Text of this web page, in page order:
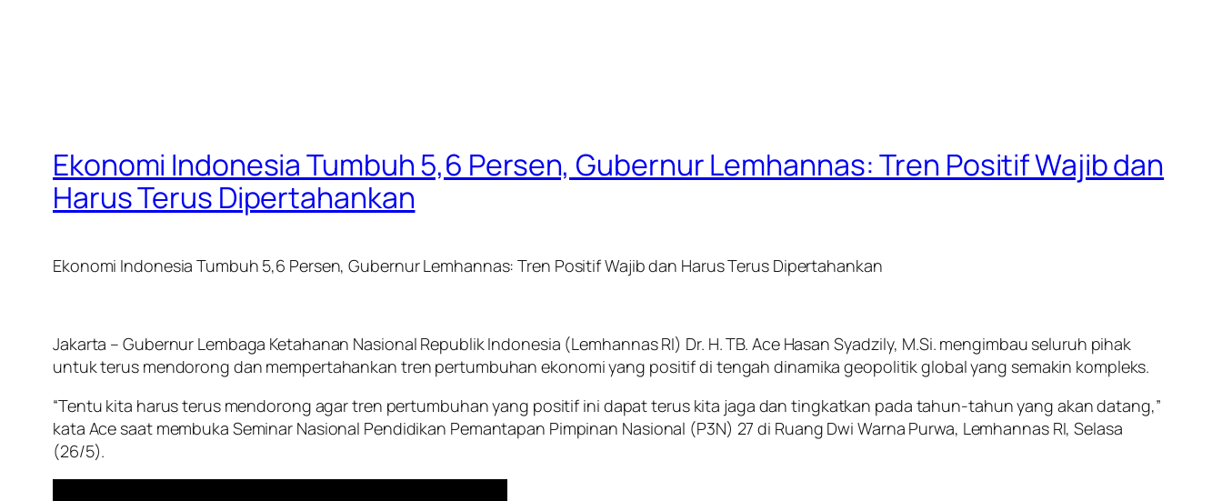
Ekonomi Indonesia Tumbuh 5,6 Persen, Gubernur Lemhannas: Tren Positif Wajib dan
Harus Terus Dipertahankan
Ekonomi Indonesia Tumbuh 5,6 Persen, Gubernur Lemhannas: Tren Positif Wajib dan Harus Terus Dipertahankan
Jakarta – Gubernur Lembaga Ketahanan Nasional Republik Indonesia (Lemhannas RI) Dr. H. TB. Ace Hasan Syadzily, M.Si. mengimbau seluruh pihak
untuk terus mendorong dan mempertahankan tren pertumbuhan ekonomi yang positif di tengah dinamika geopolitik global yang semakin kompleks.
“Tentu kita harus terus mendorong agar tren pertumbuhan yang positif ini dapat terus kita jaga dan tingkatkan pada tahun-tahun yang akan datang,”
kata Ace saat membuka Seminar Nasional Pendidikan Pemantapan Pimpinan Nasional (P3N) 27 di Ruang Dwi Warna Purwa, Lemhannas RI, Selasa
(26/5).